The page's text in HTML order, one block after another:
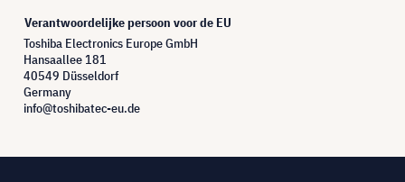
Verantwoordelijke persoon voor de EU
Toshiba Electronics Europe GmbH
Hansaallee 181
40549 Düsseldorf
Germany
info@toshibatec-eu.de